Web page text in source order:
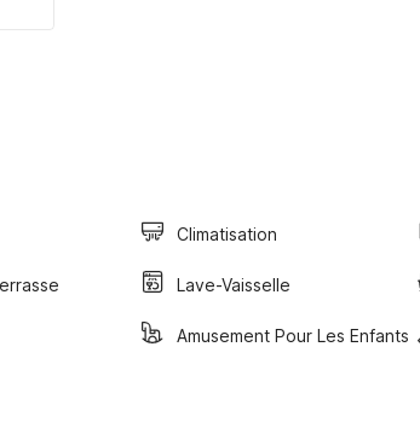
Climatisation
Lave-Vaisselle
Amusement Pour Les Enfants